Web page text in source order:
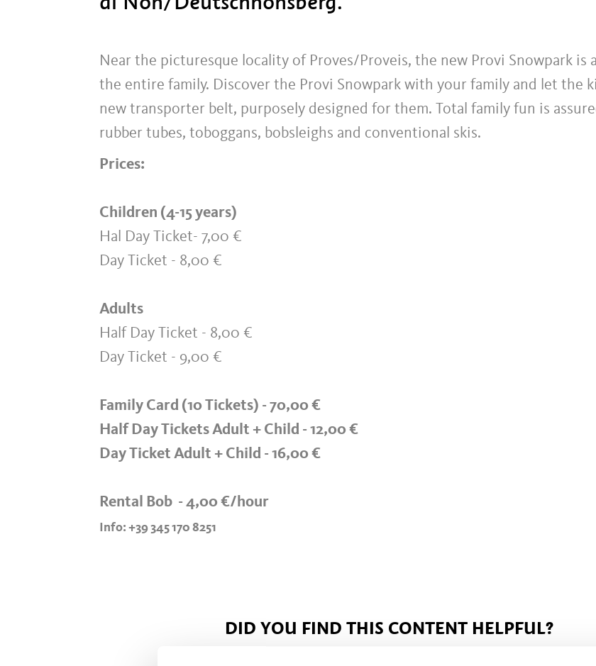
Near the picturesque locality of Proves/Proveis, the new Provi Snowpark is
the entire family. Discover the Provi Snowpark with your family and let the
new transporter belt, purposely designed for them. Total family fun is
rubber tubes, toboggans, bobsleighs and conventional skis.
Prices:
Children (4-15 years)
Hal Day Ticket- 7,00 €
Day Ticket - 8,00 €
Adults
Half Day Ticket - 8,00 €
Day Ticket - 9,00 €
Family Card (10 Tickets) - 70,00 €
Half Day Tickets Adult + Child - 12,00 €
Day Ticket Adult + Child - 16,00 €
Rental Bob - 4,00 €/hour
Info: +39 345 170 8251
DID YOU FIND THIS CONTENT HELPFUL?